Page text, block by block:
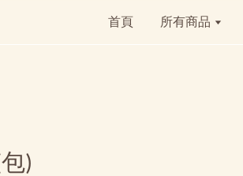
首頁 所有商品
)